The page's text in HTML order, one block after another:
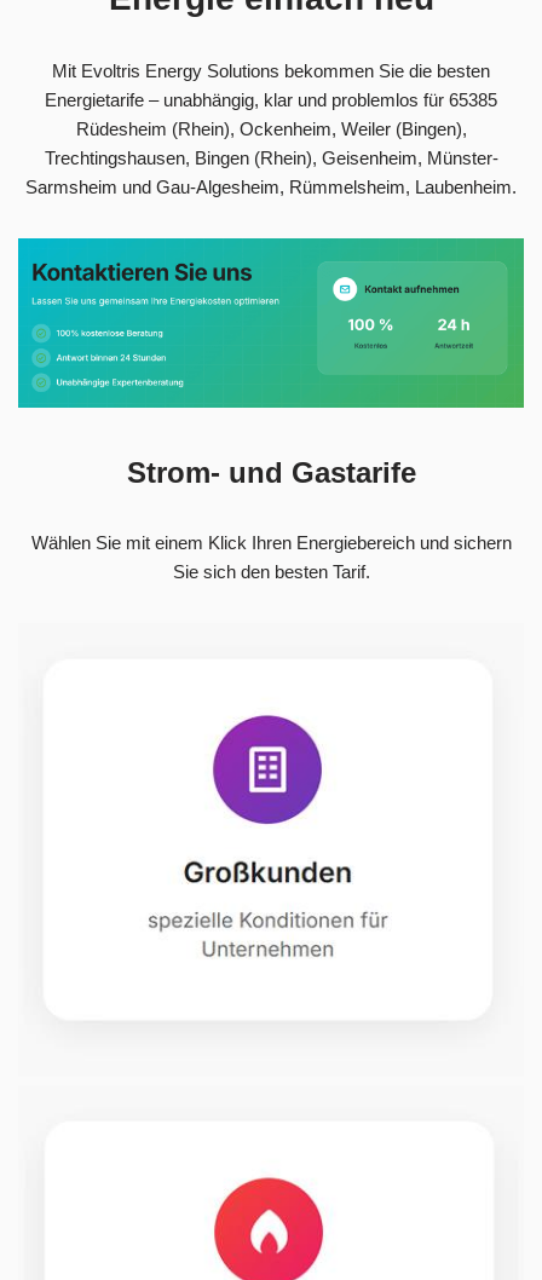
Mit Evoltris Energy Solutions bekommen Sie die besten
Energietarife – unabhängig, klar und problemlos für 65385
Rüdesheim (Rhein), Ockenheim, Weiler (Bingen),
Trechtingshausen, Bingen (Rhein), Geisenheim, Münster-
Sarmsheim und Gau-Algesheim, Rümmelsheim, Laubenheim.
Strom- und Gastarife
Wählen Sie mit einem Klick Ihren Energiebereich und sichern
Sie sich den besten Tarif.